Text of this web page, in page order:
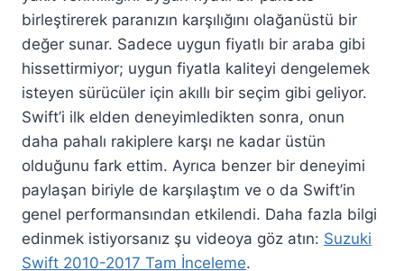
birleştirerek paranızın karşılığını olağanüstü bir
değer sunar. Sadece uygun fiyatlı bir araba gibi
hissettirmiyor; uygun fiyatla kaliteyi dengelemek
isteyen sürücüler için akıllı bir seçim gibi geliyor.
Swift’i ilk elden deneyimledikten sonra, onun
daha pahalı rakiplere karşı ne kadar üstün
olduğunu fark ettim. Ayrıca benzer bir deneyimi
paylaşan biriyle de karşılaştım ve o da Swift’in
genel performansından etkilendi. Daha fazla bilgi
edinmek istiyorsanız şu videoya göz atın: Suzuki
Swift 2010-2017 Tam İnceleme.